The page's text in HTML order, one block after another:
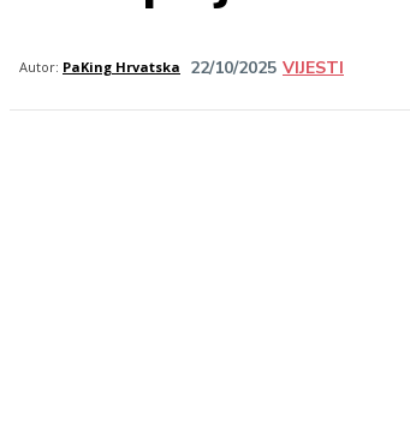
Autor: PaKing Hrvatska 22/10/2025 VIJESTI